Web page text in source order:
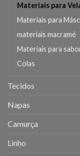
Materiais para
Materiais para
materiais macramé
Materiais para
Colas
Tecidos
Napas
Camurça
Linho